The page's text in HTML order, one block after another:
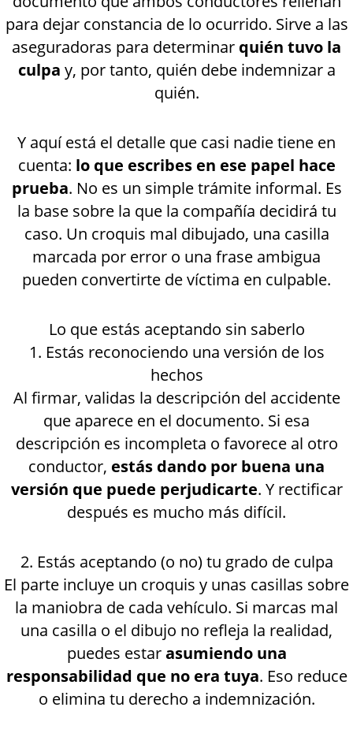
para dejar constancia de lo ocurrido. Sirve a las
aseguradoras para determinar quién tuvo la
culpa y, por tanto, quién debe indemnizar a
quién.
Y aquí está el detalle que casi nadie tiene en
cuenta: lo que escribes en ese papel hace
prueba. No es un simple trámite informal. Es
la base sobre la que la compañía decidirá tu
caso. Un croquis mal dibujado, una casilla
marcada por error o una frase ambigua
pueden convertirte de víctima en culpable.
Lo que estás aceptando sin saberlo
1. Estás reconociendo una versión de los
hechos
Al firmar, validas la descripción del accidente
que aparece en el documento. Si esa
descripción es incompleta o favorece al otro
conductor, estás dando por buena una
versión que puede perjudicarte. Y rectificar
después es mucho más difícil.
2. Estás aceptando (o no) tu grado de culpa
El parte incluye un croquis y unas casillas sobre
la maniobra de cada vehículo. Si marcas mal
una casilla o el dibujo no refleja la realidad,
puedes estarasumiendo una
responsabilidad que no era tuya. Eso reduce
o elimina tu derecho a indemnización.